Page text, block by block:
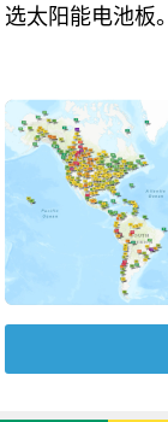
选太阳能电池板。